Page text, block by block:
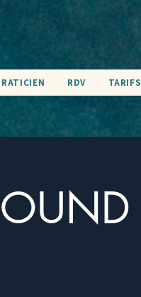
RDV TARIFS